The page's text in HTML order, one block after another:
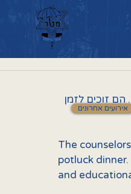
זוכים לזמן
The
potluck
and
אירועים אחרונים